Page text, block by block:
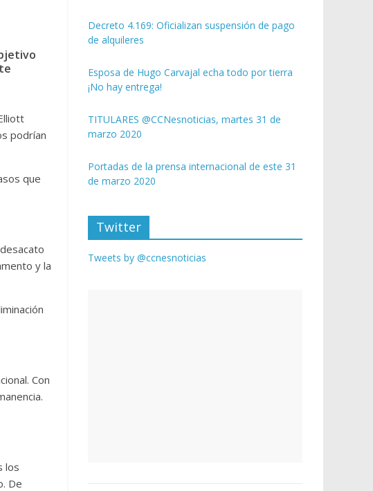
podrían
que
y la
Con
los
De
Decreto 4.169: Oficializan suspensión de pago
de alquileres
Esposa de Hugo Carvajal echa todo por tierra
¡No hay entrega!
TITULARES @CCNesnoticias, martes 31 de
marzo 2020
Portadas de la prensa internacional de este 31
de marzo 2020
Twitter
Tweets by @ccnesnoticias